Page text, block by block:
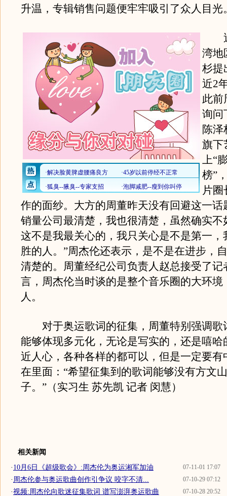
升温，专辑销售问题便牢牢吸引了众人目光
近
湾地
杉提
近2
此前
询问
陈泽
旗下
上“
榜”
片
作的面纱。大方的周董昨天没有回避这一话
销量公司最清楚，我也很清楚，虽然确实不
这不是我最关心的，我只关心是不是第一，
胜的人。”周杰伦还表示，是不是在进步，
清楚的。周董经纪公司负责人赵总接受了记
言，周杰伦当时谈的是整个音乐圈的大环境
人。
对于奥运歌词的征集，周董特别强调歌
能够体现多元化，无论是写实的，还是嘻哈
近人心，各种各样的都可以，但是一定要有
在里面：“希望征集到的歌词能够没有方文
子。”（实习生 苏先凯 记者 闵慧）
相关新闻
07-11-01 17:07
·10月6日《超级歌会》:周杰伦为奥运湘军加油
07-10-29 07:12
· 周杰伦参与奥运歌曲创作引争议 咬字不清...
07-10-28 20:52
·视频:周杰伦向歌迷征集歌词 谱写澎湃奥运歌曲